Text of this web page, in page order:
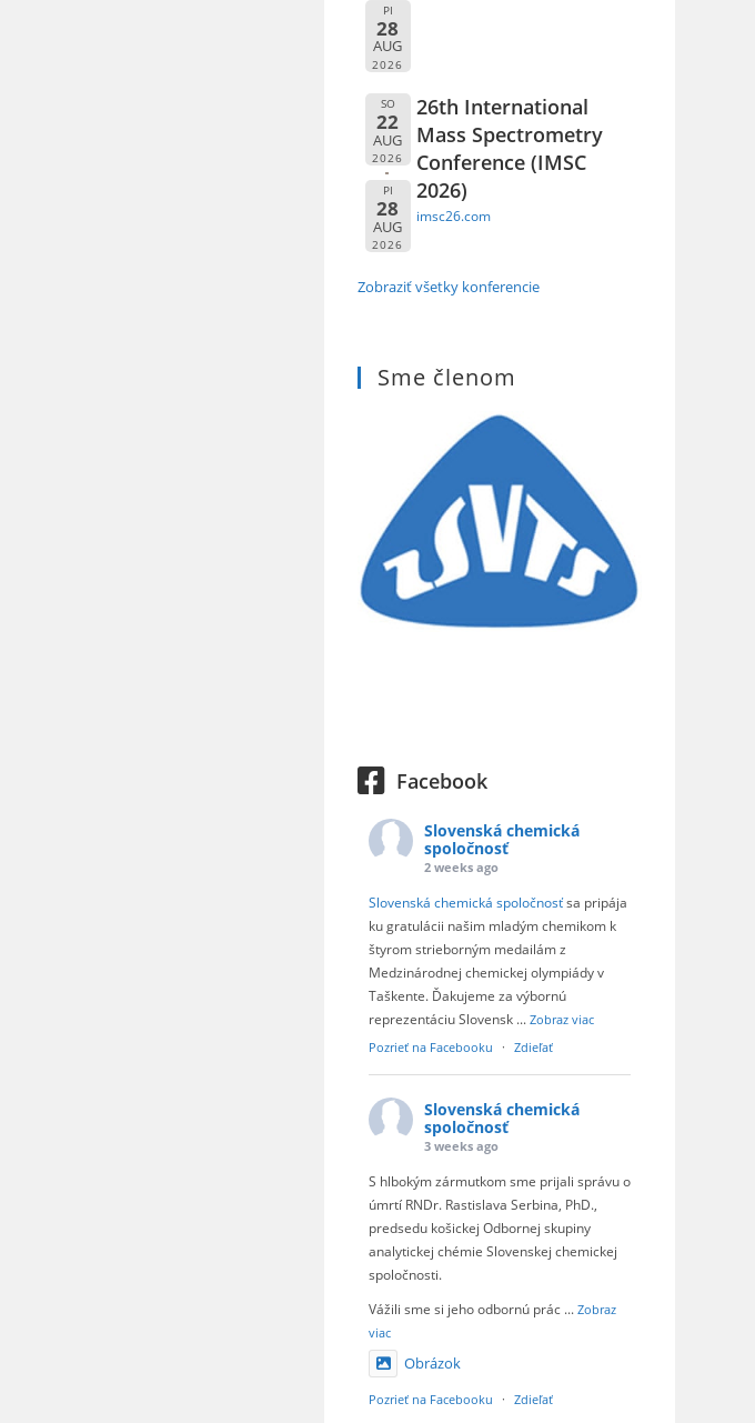
PI
28
AUG
2026
SO
22
AUG
2026
PI
28
AUG
2026
26th International
Mass Spectrometry
Conference (IMSC
2026)
imsc26.com
Zobraziť všetky konferencie
Sme členom
Facebook
Slovenská chemická
spoločnosť
2 weeks ago
Slovenská chemická spoločnosťsa pripája
ku gratulácii našim mladým chemikom k
štyrom strieborným medailám z
Medzinárodnej chemickej olympiády v
Taškente. Ďakujeme za výbornú
reprezentáciu Slovensk ... Zobraz viac
Pozrieť na Facebooku
· Zdieľať
Slovenská chemická
spoločnosť
3 weeks ago
S hlbokým zármutkom sme prijali správu o
úmrtí RNDr. Rastislava Serbina, PhD.,
predsedu košickej Odbornej skupiny
analytickej chémie Slovenskej chemickej
spoločnosti.
Vážili sme si jeho odbornú prác ... Zobraz
viac
Obrázok
Pozrieť na Facebooku · Zdieľať